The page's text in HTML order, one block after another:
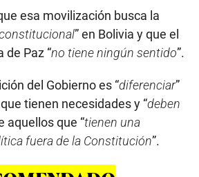
esa movilización busca la
” en Bolivia y que el
de Paz “no tiene ningún sentido”.
del Gobierno es “diferenciar”
tienen necesidades y “deben
aquellos que “tienen una
fuera de la Constitución”.